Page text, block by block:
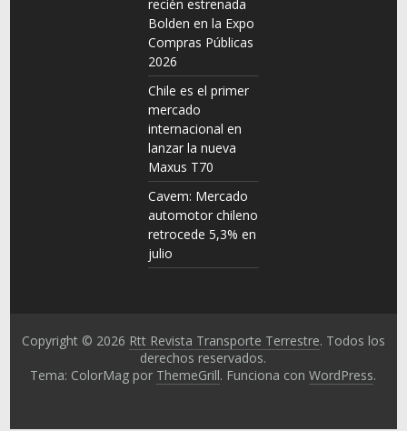
recién estrenada
Bolden en la Expo
Compras Públicas
2026
Chile es el primer
mercado
internacional en
lanzar la nueva
Maxus T70
Cavem: Mercado
automotor chileno
retrocede 5,3% en
julio
Copyright © 2026 Rtt Revista Transporte Terrestre. Todos los
derechos reservados.
Tema: ColorMag por ThemeGrill. Funciona conWordPress.